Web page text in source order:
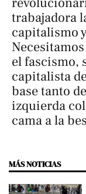
trabajadora
capitalismo
el fascismo,
capitalista
base tanto
izquierda
cama a la
MÁS NOTICIAS